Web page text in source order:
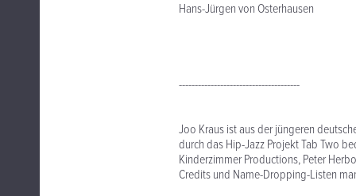
Hans-Jürgen von Osterhausen
--------------------------------------
Joo Kraus ist aus der jüngeren
durch das Hip-Jazz Projekt Tab Two
Kinderzimmer Productions, Peter
Credits und Name-Dropping-Listen